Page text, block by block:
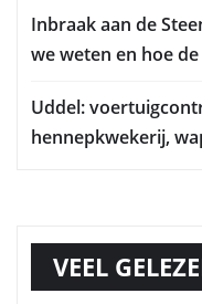
Inbraak aan de
we weten en hoe
Uddel:
hennepkwekerij,
VEEL